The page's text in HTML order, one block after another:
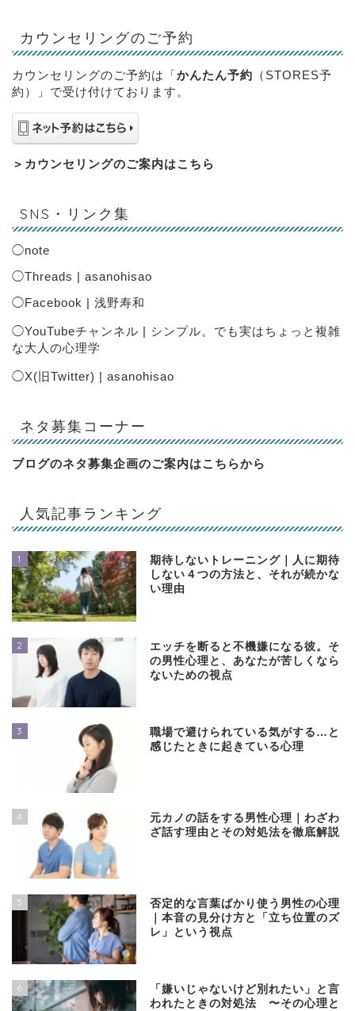
カウンセリングのご予約
カウンセリングのご予約は「かんたん予約 （STORES予
約）」で受け付けております。
＞ カウンセリングのご案内はこちら
SNS・リンク集
◯note
◯Threads | asanohisao
◯Facebook | 浅野寿和
◯YouTubeチャンネル | シンプル。でも実はちょっと複雑
な大人の心理学
◯X(旧Twitter) | asanohisao
ネタ募集コーナー
ブログのネタ募集企画のご案内はこちらから
人気記事ランキング
1
期待しないトレーニング｜人に期待
しない４つの方法と、それが続かな
い理由
2
エッチを断ると不機嫌になる彼。そ
の男性心理と、あなたが苦しくなら
ないための視点
3
職場で避けられている気がする…と
感じたときに起きている心理
4
元カノの話をする男性心理｜わざわ
ざ話す理由とその対処法を徹底解説
5
否定的な言葉ばかり使う男性の心理
｜本音の見分け方と「立ち位置のズ
レ」という視点
6
「嫌いじゃないけど別れたい」と言
われたときの対処法 〜その心理と